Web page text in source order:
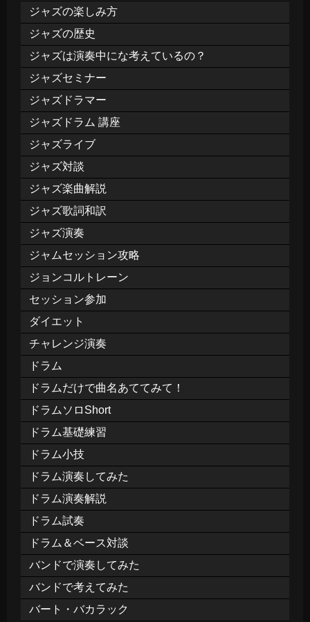
ジャズの楽しみ方
ジャズの歴史
ジャズは演奏中にな考えているの？
ジャズセミナー
ジャズドラマー
ジャズドラム 講座
ジャズライブ
ジャズ対談
ジャズ楽曲解説
ジャズ歌詞和訳
ジャズ演奏
ジャムセッション攻略
ジョンコルトレーン
セッション参加
ダイエット
チャレンジ演奏
ドラム
ドラムだけで曲名あててみて！
ドラムソロShort
ドラム基礎練習
ドラム小技
ドラム演奏してみた
ドラム演奏解説
ドラム試奏
ドラム＆ベース対談
バンドで演奏してみた
バンドで考えてみた
バート・バカラック